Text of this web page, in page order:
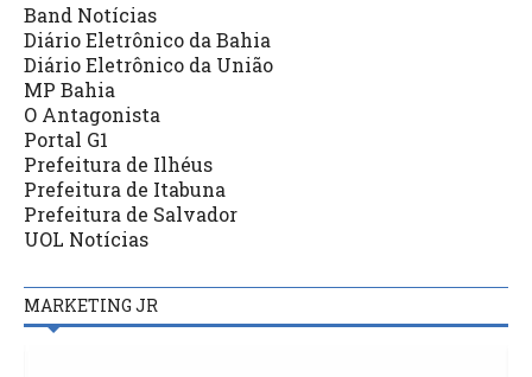
Band Notícias
Diário Eletrônico da Bahia
Diário Eletrônico da União
MP Bahia
O Antagonista
Portal G1
Prefeitura de Ilhéus
Prefeitura de Itabuna
Prefeitura de Salvador
UOL Notícias
MARKETING JR